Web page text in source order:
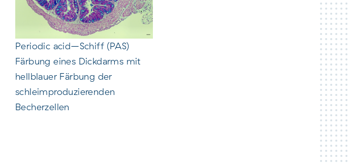
Periodic acid–Schiff (PAS)
Färbung eines Dickdarms mit
hellblauer Färbung der
schleimproduzierenden
Becherzellen